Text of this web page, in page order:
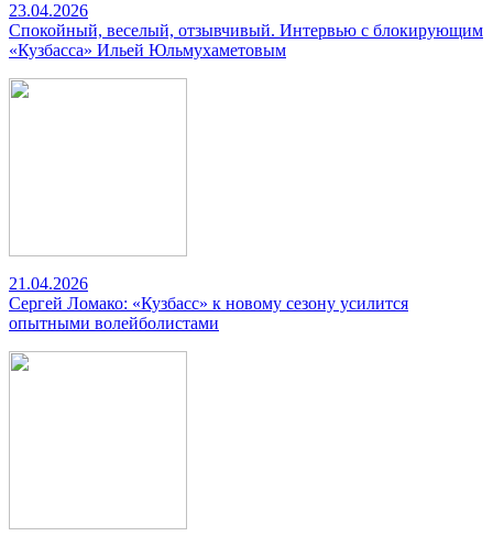
23.04.2026
Спокойный, веселый, отзывчивый. Интервью с блокирующим
«Кузбасса» Ильей Юльмухаметовым
21.04.2026
Сергей Ломако: «Кузбасс» к новому сезону усилится
опытными волейболистами